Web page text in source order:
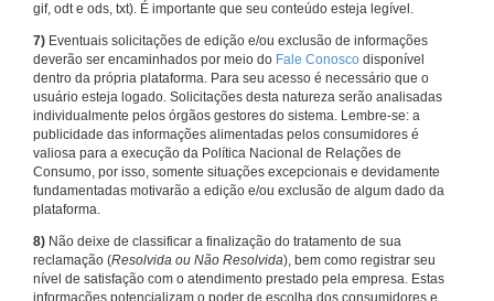
gif, odt e ods, txt). É importante que seu conteúdo esteja legível.
7) Eventuais solicitações de edição e/ou exclusão de informações
deverão ser encaminhados por meio do Fale Conosco disponível
dentro da própria plataforma. Para seu acesso é necessário que o
usuário esteja logado. Solicitações desta natureza serão analisadas
individualmente pelos órgãos gestores do sistema. Lembre-se: a
publicidade das informações alimentadas pelos consumidores é
valiosa para a execução da Política Nacional de Relações de
Consumo, por isso, somente situações excepcionais e devidamente
fundamentadas motivarão a edição e/ou exclusão de algum dado da
plataforma.
8) Não deixe de classificar a finalização do tratamento de sua
reclamação (Resolvida ou Não Resolvida), bem como registrar seu
nível de satisfação com o atendimento prestado pela empresa. Estas